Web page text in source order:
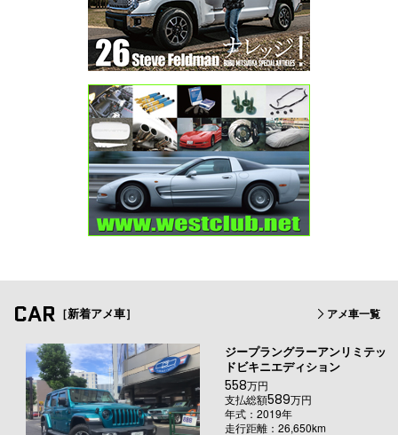
CAR ［新着アメ車］ アメ車一覧
ジープラングラーアンリミテッ
ドビキニエディション
558万円
支払総額589万円
年式：2019年
走行距離：26,650km